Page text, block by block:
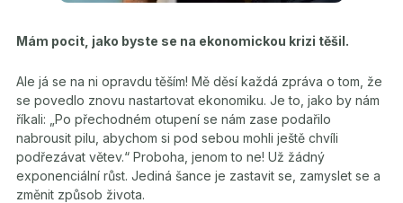
Mám pocit, jako byste se na ekonomickou krizi těšil.
Ale já se na ni opravdu těším! Mě děsí každá zpráva o tom, že
se povedlo znovu nastartovat ekonomiku. Je to, jako by nám
říkali: „Po přechodném otupení se nám zase podařilo
nabrousit pilu, abychom si pod sebou mohli ještě chvíli
podřezávat větev.“ Proboha, jenom to ne! Už žádný
exponenciální růst. Jediná šance je zastavit se, zamyslet se a
změnit způsob života.